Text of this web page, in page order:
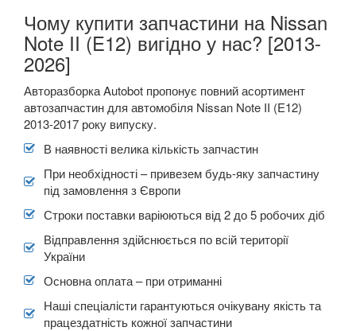
Чому купити запчастини на Nissan
Note II (E12) вигідно у нас? [2013-
2026]
Авторазборка Autobot пропонує повний асортимент
автозапчастин для автомобіля Nissan Note II (E12)
2013-2017 року випуску.
В наявності велика кількість запчастин
При необхідності – привезем будь-яку запчастину
під замовлення з Європи
Строки поставки варіюються від 2 до 5 робочих діб
Відправлення здійснюється по всій території
України
Основна оплата – при отриманні
Наші спеціалісти гарантуються очікувану якість та
працездатність кожної запчастини